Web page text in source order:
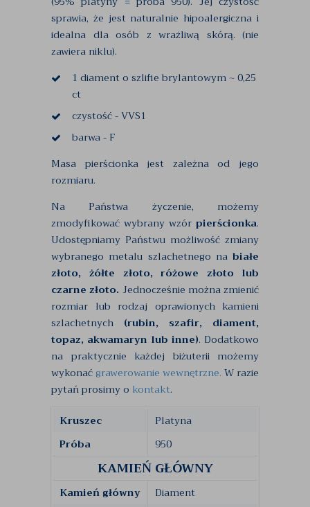
sprawia, że jest naturalnie hipoalergiczna i
idealna dla osób z wrażliwą skórą. (nie
zawiera niklu).
1 diament o szlifie brylantowym ~ 0,25
ct
czystość - VVS1
barwa - F
Masa pierścionka jest zależna od jego
rozmiaru.
Na Państwa życzenie, możemy
zmodyfikować wybrany wzór pierścionka.
Udostępniamy Państwu możliwość zmiany
wybranego metalu szlachetnego na białe
złoto, żółte złoto, różowe złoto lub
czarne złoto. Jednocześnie można zmienić
rozmiar lub rodzaj oprawionych kamieni
szlachetnych (rubin, szafir, diament,
topaz, akwamaryn lub inne). Dodatkowo
na praktycznie każdej biżuterii możemy
wykonać grawerowanie wewnętrzne. W razie
pytań prosimy o kontakt.
Kruszec
Platyna
Próba
950
KAMIEŃ GŁÓWNY
Kamień główny
Diament